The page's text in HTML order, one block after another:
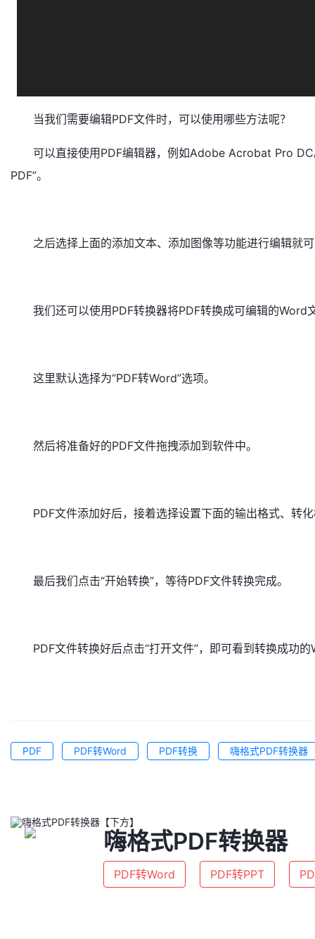
当我们需要编辑PDF文件时，可以使用哪些方法呢？
可以直接使用PDF编辑器，例如Adobe Acrobat Pro
PDF”。
之后选择上面的添加文本、添加图像等功能进行编辑就
我们还可以使用PDF转换器将PDF转换成可编辑的Word
这里默认选择为“PDF转Word”选项。
然后将准备好的PDF文件拖拽添加到软件中。
PDF文件添加好后，接着选择设置下面的输出格式、转
最后我们点击“开始转换”，等待PDF文件转换完成。
PDF文件转换好后点击“打开文件”，即可看到转换成功
PDF PDF转Word PDF转换 嗨格式PDF转换器
嗨格式PDF转换器
PDF转Word PDF转PPT